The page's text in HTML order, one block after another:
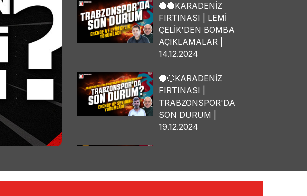
🔴🔵KARADENİZ
FIRTINASI | LEMİ
ÇELİK'DEN BOMBA
AÇIKLAMALAR |
14.12.2024
🔴🔵KARADENİZ
FIRTINASI |
TRABZONSPOR'DA
SON DURUM |
19.12.2024